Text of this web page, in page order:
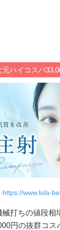
ハイコスパ
https://www.lula-
械打ちの値段相
円の抜群コス